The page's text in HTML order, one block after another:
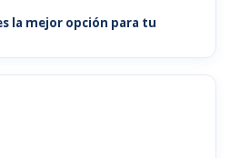
la mejor opción para tu